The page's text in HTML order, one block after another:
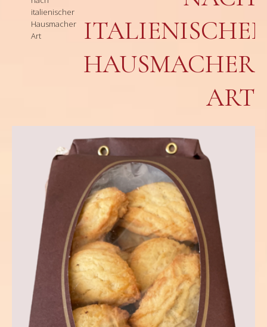
italienischer
Hausmacher
Art
HAUSMACHER
ART